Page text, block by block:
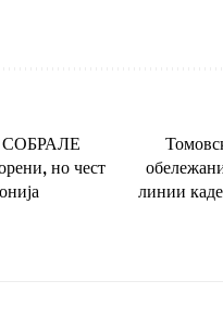
но чест
линии каде